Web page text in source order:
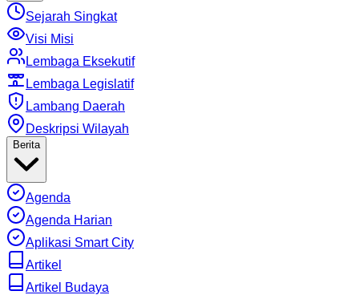
Sejarah Singkat
Visi Misi
Lembaga Eksekutif
Lembaga Legislatif
Lambang Daerah
Deskripsi Wilayah
Berita
Agenda
Agenda Harian
Aplikasi Smart City
Artikel
Artikel Budaya